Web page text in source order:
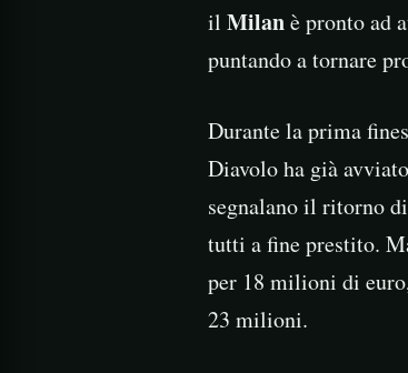
il Milanè pronto ad
puntando a tornare
Durante la prima
Diavolo ha già
segnalano il ritorno di
tutti a fine prestito.
per 18 milioni di
23 milioni.